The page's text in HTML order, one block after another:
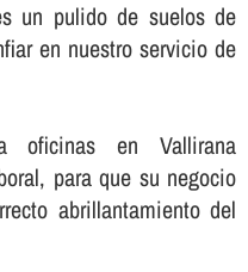
un pulido de suelos de
en nuestro servicio de
oficinas en Vallirana
para que su negocio
abrillantamiento del